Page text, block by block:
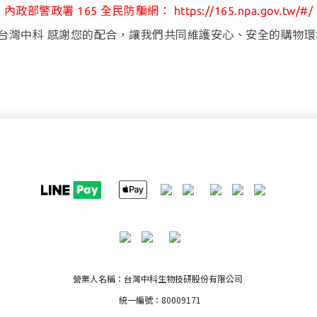
內政部警政署 165 全民防騙網： https://165.npa.gov.tw/#/
灣中科 感謝您的配合，讓我們共同維護安心、安全的購物
營業人名稱：台灣中科生物技研股份有限公司
統一編號：80009171